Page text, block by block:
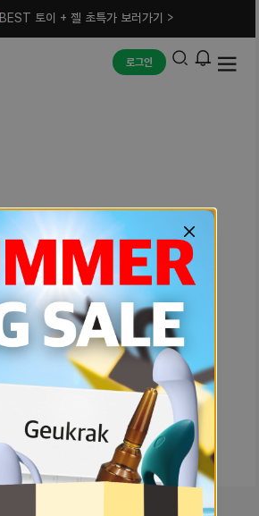
BEST 토이 + 젤 초특가 보러가기 >
로그인
예상치 못한 에러입니다.